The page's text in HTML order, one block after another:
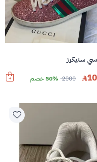
سنيكرز
2000 50% خصم